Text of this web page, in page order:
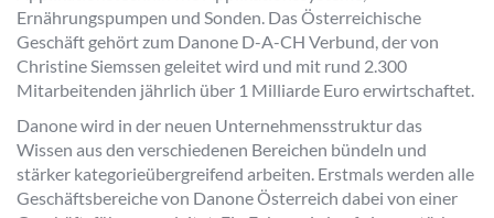
Ernährungspumpen und Sonden. Das Österreichische
Geschäft gehört zum Danone D-A-CH Verbund, der von
Christine Siemssen geleitet wird und mit rund 2.300
Mitarbeitenden jährlich über 1 Milliarde Euro erwirtschaftet.
Danone wird in der neuen Unternehmensstruktur das
Wissen aus den verschiedenen Bereichen bündeln und
stärker kategorieübergreifend arbeiten. Erstmals werden alle
Geschäftsbereiche von Danone Österreich dabei von einer